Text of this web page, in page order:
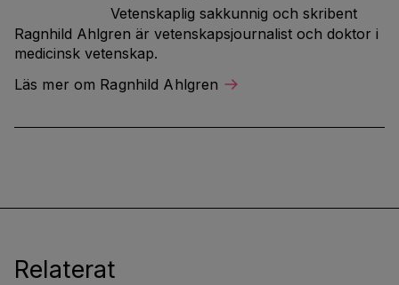
Vetenskaplig sakkunnig och skribent
Ragnhild Ahlgren är vetenskapsjournalist och doktor i
medicinsk vetenskap.
Läs mer om Ragnhild Ahlgren
Relaterat